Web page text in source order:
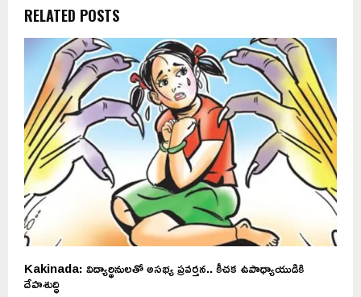
RELATED POSTS
Kakinada: విద్యార్థినులతో అసభ్య ప్రవర్తన.. కీచక ఉపాధ్యాయుడికి
దేహశుద్ధి